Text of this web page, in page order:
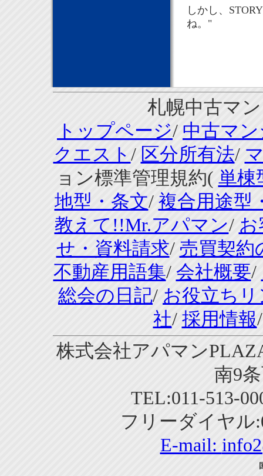
しかし、
ね。"
札幌中古マ
トップページ/ 中古マ
クエスト / 区分所有法/
ョン標準管理規約( 単棟
地型・条文/ 複合用途型
教えて!!Mr.アパマン/ お
せ・資料請求/ 売買契約
不動産用語集/ 会社概要/
総会の日記/ お役立ち
社/ 採用情報
株式会社アパマン
南9
TEL:011-513-
フリーダイヤル
E-mail: